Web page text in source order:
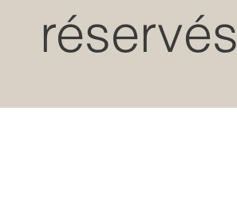
réservés